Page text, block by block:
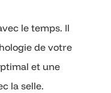
le temps. Il
de votre
et une
la selle.